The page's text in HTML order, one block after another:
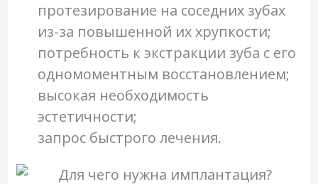
протезирование на соседних зубах
из-за повышенной их хрупкости;
потребность к экстракции зуба с его
одномоментным восстановлением;
высокая необходимость
эстетичности;
запрос быстрого лечения.